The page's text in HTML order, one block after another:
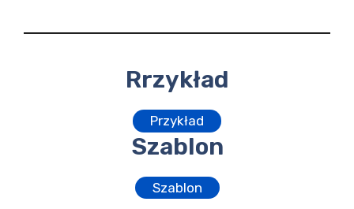
Rrzykład
Przykład
Szablon
Szablon